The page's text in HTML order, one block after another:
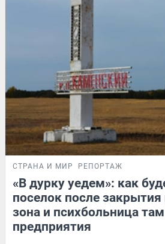
СТРАНА И МИР РЕПОРТАЖ
«В дурку уедем»: как
поселок после закрытия
зона и психбольница
предприятия